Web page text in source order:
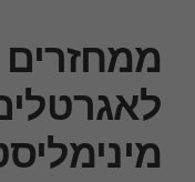
ממחזרים